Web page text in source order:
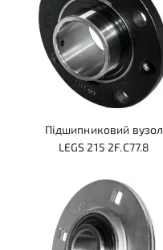
Підшипниковий вузол
LEGS 215 2F.C77.8